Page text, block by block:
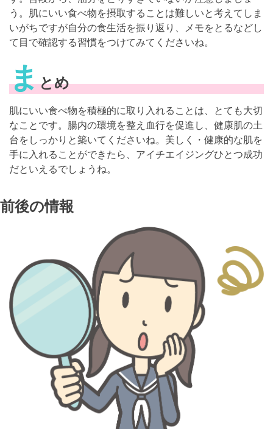
う。肌にいい食べ物を摂取することは難しいと考えてしま
いがちですが自分の食生活を振り返り、メモをとるなどし
て目で確認する習慣をつけてみてくださいね。
まとめ
肌にいい食べ物を積極的に取り入れることは、とても大切
なことです。腸内の環境を整え血行を促進し、健康肌の土
台をしっかりと築いてくださいね。美しく・健康的な肌を
手に入れることができたら、アイチエイジングひとつ成功
だといえるでしょうね。
前後の情報